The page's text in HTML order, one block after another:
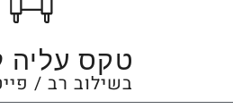
טקס עליה
בשילוב רב /